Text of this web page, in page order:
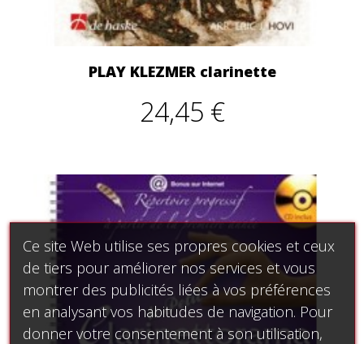
PLAY KLEZMER clarinette
24,45 €
Ce site Web utilise ses propres cookies et ceux
de tiers pour améliorer nos services et vous
montrer des publicités liées à vos préférences
en analysant vos habitudes de navigation. Pour
donner votre consentement à son utilisation,